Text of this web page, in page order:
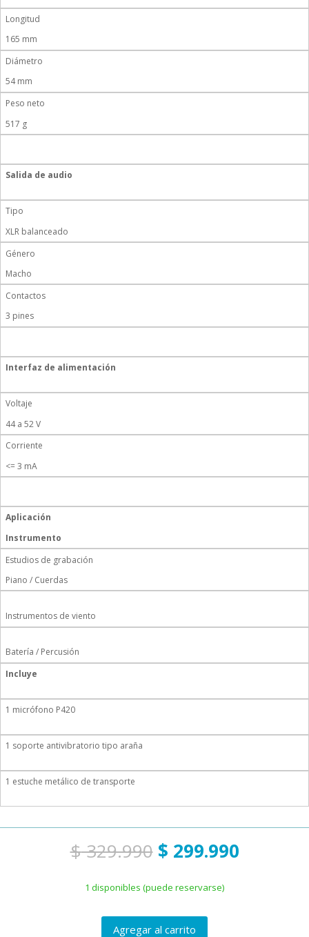
Longitud
165 mm
Diámetro
54 mm
Peso neto
517 g
Salida de audio
Tipo
XLR balanceado
Género
Macho
Contactos
3 pines
Interfaz de alimentación
Voltaje
44 a 52 V
Corriente
<= 3 mA
Aplicación
Instrumento
Estudios de grabación
Piano / Cuerdas
Instrumentos de viento
Batería / Percusión
Incluye
1 micrófono P420
1 soporte antivibratorio tipo araña
1 estuche metálico de transporte
$329.990 El
precio
original
era:
$ 329.990.
$ 299.990El
1 disponibles (puede reservarse)
Agregar al carrito